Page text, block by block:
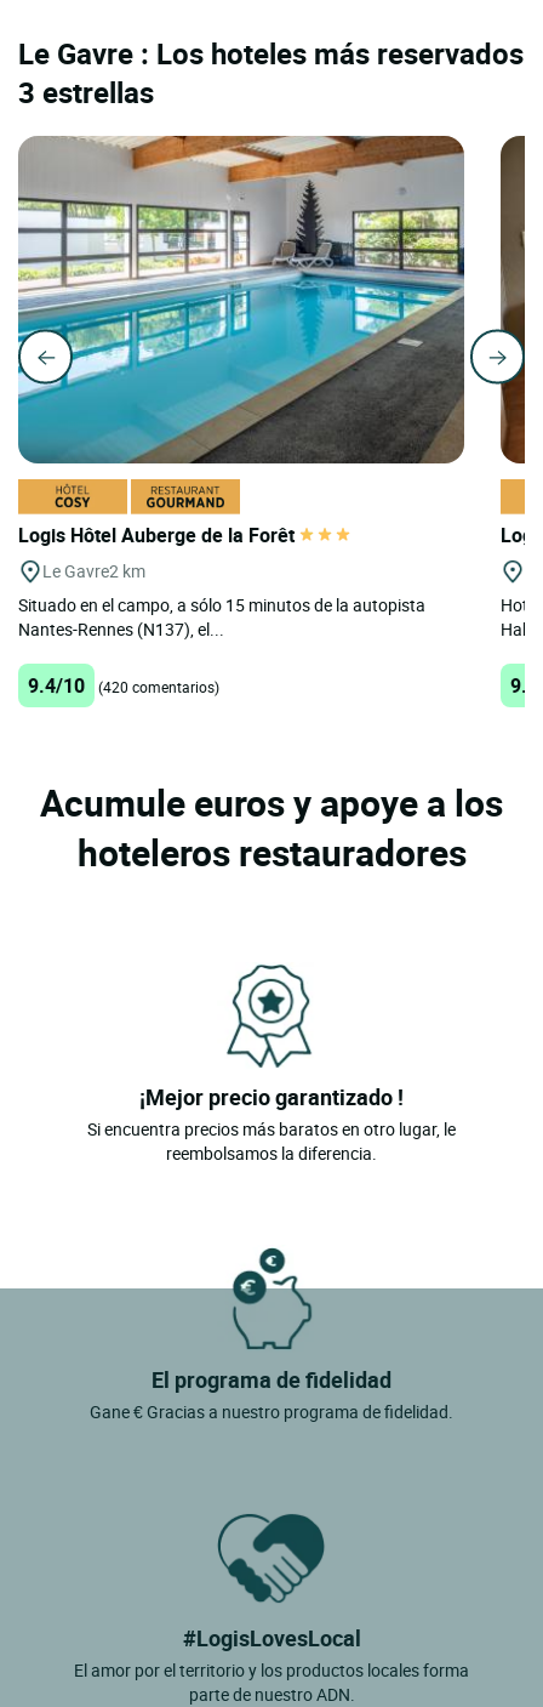
Le Gavre : Los hoteles más reservados
3 estrellas
Logis Hôtel Auberge de la Forêt
Le Gavre2 km
Situado en el campo, a sólo 15 minutos de la autopista
Nantes-Rennes (N137), el...
9.4/10 (420 comentarios)
Acumule euros y apoye a los
hoteleros restauradores
¡Mejor precio garantizado !
Si encuentra precios más baratos en otro lugar, le
reembolsamos la diferencia.
El programa de fidelidad
Gane € Gracias a nuestro programa de fidelidad.
#LogisLovesLocal
El amor por el territorio y los productos locales forma
parte de nuestro ADN.